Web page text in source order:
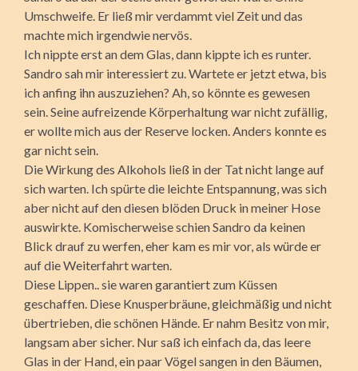
Umschweife. Er ließ mir verdammt viel Zeit und das
machte mich irgendwie nervös.
Ich nippte erst an dem Glas, dann kippte ich es runter.
Sandro sah mir interessiert zu. Wartete er jetzt etwa, bis
ich anfing ihn auszuziehen? Ah, so könnte es gewesen
sein. Seine aufreizende Körperhaltung war nicht zufällig,
er wollte mich aus der Reserve locken. Anders konnte es
gar nicht sein.
Die Wirkung des Alkohols ließ in der Tat nicht lange auf
sich warten. Ich spürte die leichte Entspannung, was sich
aber nicht auf den diesen blöden Druck in meiner Hose
auswirkte. Komischerweise schien Sandro da keinen
Blick drauf zu werfen, eher kam es mir vor, als würde er
auf die Weiterfahrt warten.
Diese Lippen.. sie waren garantiert zum Küssen
geschaffen. Diese Knusperbräune, gleichmäßig und nicht
übertrieben, die schönen Hände. Er nahm Besitz von mir,
langsam aber sicher. Nur saß ich einfach da, das leere
Glas in der Hand, ein paar Vögel sangen in den Bäumen,